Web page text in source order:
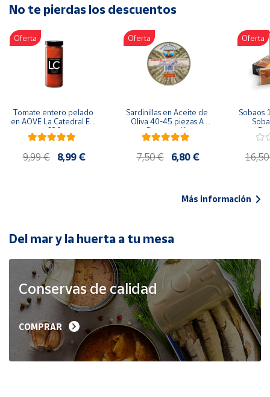
Artesanía
Oficina y
Papelería
Para Canarias,
Ceuta y Melilla
populares
Bono
Cultural
de Correos
Market
Productos
Solidarios
Ayuda
No te pierdas los descuentos
Oferta
Tomate entero pelado
en AOVE La Catedral ER-
630
9,99 € 8,99 €
Oferta
Sardinillas en Aceite de
Oliva 40-45 piezas A
Churrusquiña
7,50 € 6,80 €
Oferta
Sobaos
Más información
Del mar y la huerta a tu mesa
Conservas de calidad
COMPRAR